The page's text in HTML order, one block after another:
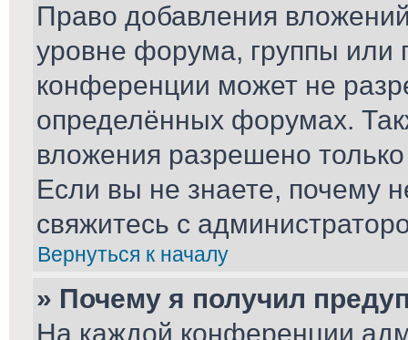
Право добавления
уровне форума, группы или
конференции может не
определённых форумах.
вложения разрешено
Если вы не знаете, почему
свяжитесь с
Вернуться к началу
» Почему я получил
На каждой конференции